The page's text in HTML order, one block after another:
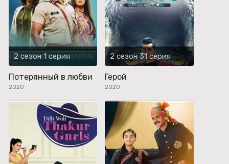
2 сезон 1 серия
Потерянный в любви
2020
2 сезон 31 серия
Герой
2020